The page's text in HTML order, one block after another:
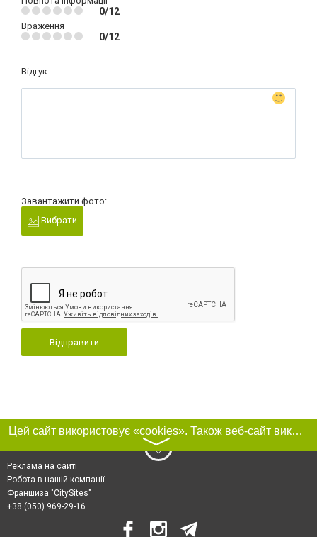
0/12
Враження
0/12
Відгук:
Завантажити фото:
Вибрати
Відправити
Цей сайт використовує «cookies». Також веб-сайт використовує інтернет-сервіс для збору технічних даних стосовно відвідувачів з метою отримання маркетингової та статистичної інформації. Умови обробки даних відвідувачів сайту див.
〉
Реклама на сайті
Робота в нашій компанії
Франшиза "CitySites"
+38 (050) 969-29-16